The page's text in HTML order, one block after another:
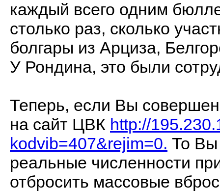
каждый всего одним
столько раз, сколько
болгары из Арциза,
У Рондина, это были
Теперь, если Вы
на сайт ЦВК http://
kodvib=407&rejim=0. То Вы
реальные численности
отбросить массовые